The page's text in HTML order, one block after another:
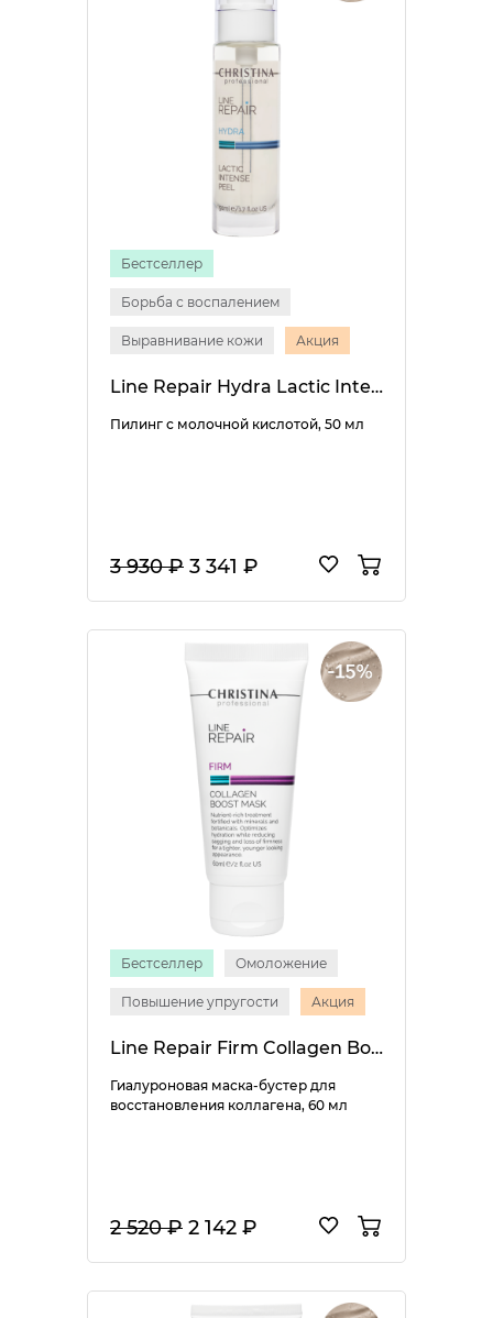
Бестселлер
Борьба с воспалением
Выравнивание кожи Акция
Line Repair Hydra Lactic Intense Peel
Пилинг с молочной кислотой, 50 мл
3 930 ₽ 3 341 ₽
Бестселлер Омоложение
Повышение упругости Акция
Line Repair Firm Collagen Boost Mask
Гиалуроновая маска-бустер для
восстановления коллагена, 60 мл
2 520 ₽ 2 142 ₽